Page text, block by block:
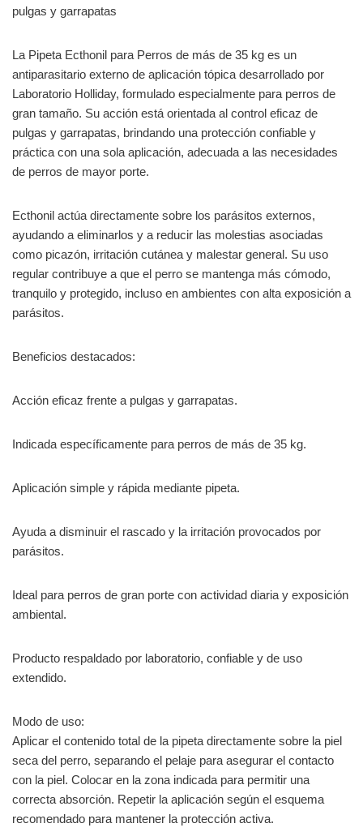
pulgas y garrapatas
La Pipeta Ecthonil para Perros de más de 35 kg es un
antiparasitario externo de aplicación tópica desarrollado por
Laboratorio Holliday, formulado especialmente para perros de
gran tamaño. Su acción está orientada al control eficaz de
pulgas y garrapatas, brindando una protección confiable y
práctica con una sola aplicación, adecuada a las necesidades
de perros de mayor porte.
Ecthonil actúa directamente sobre los parásitos externos,
ayudando a eliminarlos y a reducir las molestias asociadas
como picazón, irritación cutánea y malestar general. Su uso
regular contribuye a que el perro se mantenga más cómodo,
tranquilo y protegido, incluso en ambientes con alta exposición a
parásitos.
Beneficios destacados:
Acción eficaz frente a pulgas y garrapatas.
Indicada específicamente para perros de más de 35 kg.
Aplicación simple y rápida mediante pipeta.
Ayuda a disminuir el rascado y la irritación provocados por
parásitos.
Ideal para perros de gran porte con actividad diaria y exposición
ambiental.
Producto respaldado por laboratorio, confiable y de uso
extendido.
Modo de uso:
Aplicar el contenido total de la pipeta directamente sobre la piel
seca del perro, separando el pelaje para asegurar el contacto
con la piel. Colocar en la zona indicada para permitir una
correcta absorción. Repetir la aplicación según el esquema
recomendado para mantener la protección activa.